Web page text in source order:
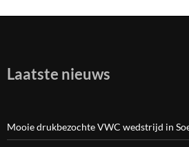
Laatste nieuws
Mooie drukbezochte VWC wedstrijd in